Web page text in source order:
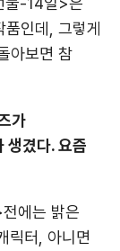
인데, 그렇게
아보면 참
가
생겼다. 요즘
에는 밝은
릭터, 아니면